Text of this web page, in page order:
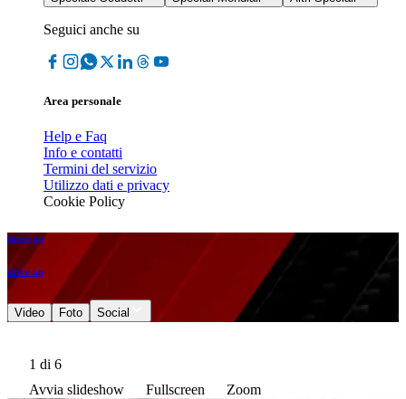
Seguici anche su
Area personale
Help e Faq
Info e contatti
Termini del servizio
Utilizzo dati e privacy
Cookie Policy
drive up
drive up
Video Foto Social
1 di 6
Avvia slideshow
Fullscreen Zoom